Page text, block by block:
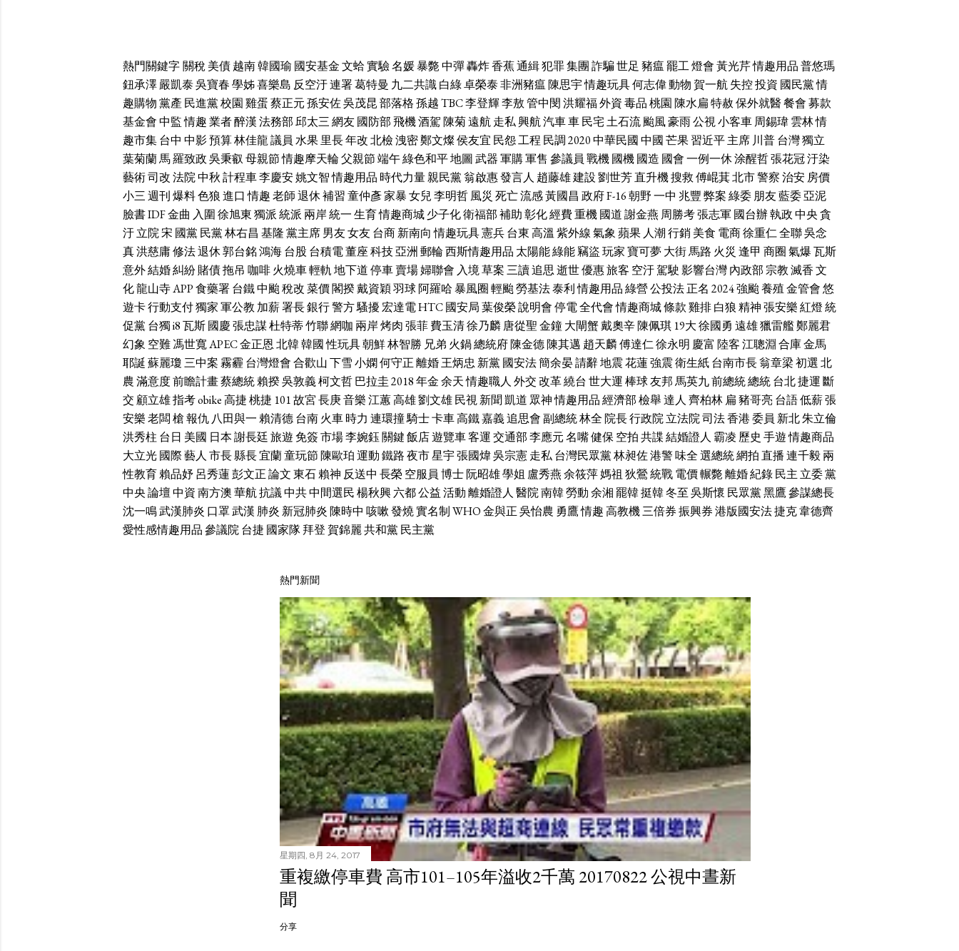
熱門關鍵字關稅美債越南韓國瑜 國安基金文蛤實驗名媛暴斃中彈轟炸香蕉通緝犯罪集團詐騙世足 豬瘟罷工燈會黃光芹情趣用品普悠瑪
鈕承澤嚴凱泰吳寶春學姊喜樂島 反空汙連署葛特曼 九二共識白綠卓榮泰非洲豬瘟陳思宇情趣玩具何志偉動物賀一航失控投資 國民黨情
趣購物黨產 民進黨校園雞蛋蔡正元孫安佐吳茂昆部落格孫越TBC李登輝李敖管中閔洪耀福外資毒品桃園陳水扁特赦保外就醫餐會募款
基金會中監情趣業者醉漢法務部邱太三網友國防部飛機酒駕陳菊遠航走私興航汽車車民宅土石流颱風豪雨公視小客車周錫瑋雲林情
趣市集台中 中影預算林佳龍議員 水果里長年改北檢洩密鄭文燦侯友宜 民怨工程 民調2020中華民國中國芒果習近平主席 川普台灣獨立
葉菊蘭馬羅致政吳秉叡母親節情趣摩天輪父親節端午綠色和平地圖武器軍購軍售 參議員 戰機國機國造 國會一例一休涂醒哲張花冠汙染
藝術司改法院中秋計程車李慶安姚文智情趣用品 時代力量親民黨翁啟惠發言人 趙藤雄建設劉世芳直升機搜救傅崐萁北市警察治安房價
小三週刊爆料色狼進口 情趣老師退休補習童仲彥家暴女兒李明哲風災 死亡流感黃國昌 政府F-16朝野一中 兆豐弊案綠委朋友藍委亞泥
臉書IDF金曲 入圍徐旭東獨派統派 兩岸統一生育情趣商城少子化衛福部補助彰化經費重機國道謝金燕 周勝考張志軍國台辦執政中央貪
汙立院宋 國黨民黨林右昌 基隆黨主席男友女友台商新南向 情趣玩具憲兵台東高溫 紫外線氣象蘋果 人潮行銷美食 電商徐重仁全聯吳念
真洪慈庸修法退休郭台銘鴻海台股 台積電董座科技亞洲 郵輪西斯情趣用品 太陽能綠能竊盜玩家寶可夢大街馬路 火災 逢甲 商圈氣爆瓦斯
意外結婚糾紛賭債拖吊 咖啡火燒車輕軌地下道停車賣場婦聯會 入境草案三讀追思逝世優惠旅客 空汙駕駛影響台灣內政部宗教滅香文
化龍山寺APP食藥署台鐵中颱稅改菜價閣揆戴資穎羽球阿羅哈暴風圈輕颱勞基法泰利情趣用品綠營公投法正名 2024強颱養殖金管會悠
遊卡行動支付獨家軍公教 加薪署長銀行警方騷擾宏達電HTC國安局葉俊榮說明會停電全代會情趣商城條款雞排白狼精神張安樂紅燈統
促黨台獨i8瓦斯國慶張忠謀杜特蒂竹聯網咖 兩岸烤肉張菲費玉清徐乃麟唐從聖金鐘大閘蟹戴奧辛陳佩琪 19大徐國勇 遠雄獵雷艦鄭麗君
幻象 空難馮世寬APEC金正恩北韓韓國性玩具朝鮮林智勝 兄弟 火鍋總統府陳金德陳其邁 趙天麟傅達仁徐永明 慶富 陸客江聰淵 合庫金馬
耶誕蘇麗瓊三中案霧霾 台灣燈會合歡山下雪小嫻何守正離婚王炳忠 新黨國安法簡余晏請辭地震花蓮強震衛生紙台南市長翁章梁初選北
農滿意度前瞻計畫蔡總統賴揆吳敦義柯文哲巴拉圭2018年金余天情趣職人 外交改革繞台 世大運棒球友邦馬英九前總統總統台北捷運 斷
交 顧立雄指考obike高捷桃捷 101故宮長庚音樂江蕙高雄劉文雄民視新聞 凱道 眾神情趣用品經濟部檢舉達人 齊柏林 扁豬哥亮台語低薪張
安樂老闆槍報仇 八田與一賴清德台南火車時力 連環撞騎士卡車高鐵嘉義追思會副總統林全 院長行政院立法院司法香港委員 新北朱立倫
洪秀柱 台日 美國 日本謝長廷旅遊 免簽市場李婉鈺關鍵飯店遊覽車客運交通部李應元名嘴健保空拍共諜結婚證人 霸凌 歷史 手遊情趣商品
大立光國際藝人 市長縣長宜蘭童玩節陳歐珀運動鐵路夜市星宇張國煒吳宗憲走私台灣民眾黨林昶佐港警味全選總統網拍直播連千毅兩
性教育賴品妤呂秀蓮彭文正論文東石賴神 反送中 長榮空服員 博士阮昭雄學姐 盧秀燕余筱萍媽祖 狄鶯統戰電價輾斃離婚紀錄民主 立委黨
中央論壇中資南方澳華航抗議中共中間選民楊秋興六都公益活動離婚證人 醫院南韓勞動余湘罷韓挺韓冬至吳斯懷 民眾黨黑鷹參謀總長
沈一鳴武漢肺炎 口罩武漢 肺炎 新冠肺炎陳時中 咳嗽發燒實名制WHO金與正吳怡農 勇鷹情趣高教機三倍券振興券港版國安法捷克韋德齊
愛性感情趣用品參議院台捷 國家隊拜登賀錦麗共和黨民主黨
熱門新聞
星期四, 8月 24, 2017
重複繳停車費 高市101–105年溢收2千萬 20170822 公視中晝新
聞
分享